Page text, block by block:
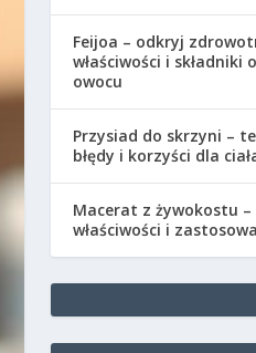
Feijoa – odkryj
właściwości i składniki
owocu
Przysiad do skrzyni –
błędy i korzyści dla
Macerat z żywokostu –
właściwości i